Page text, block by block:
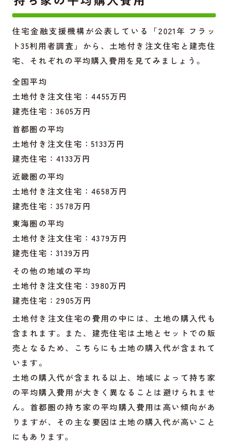
住宅金融支援機構が公表している「2021年 フラッ
ト35利用者調査」から、土地付き注文住宅と建売住
宅、それぞれの平均購入費用を見てみましょう。
全国平均
土地付き注文住宅：4455万円
建売住宅：3605万円
首都圏の平均
土地付き注文住宅：5133万円
建売住宅：4133万円
近畿圏の平均
土地付き注文住宅：4658万円
建売住宅：3578万円
東海圏の平均
土地付き注文住宅：4379万円
建売住宅：3139万円
その他の地域の平均
土地付き注文住宅：3980万円
建売住宅：2905万円
土地付き注文住宅の費用の中には、土地の購入代も
含まれます。また、建売住宅は土地とセットでの販
売となるため、こちらにも土地の購入代が含まれて
います。
土地の購入代が含まれる以上、地域によって持ち家
の平均購入費用が大きく異なることは避けられませ
ん。首都圏の持ち家の平均購入費用は高い傾向があ
りますが、その主な要因は土地の購入代が高いこと
にもあります。